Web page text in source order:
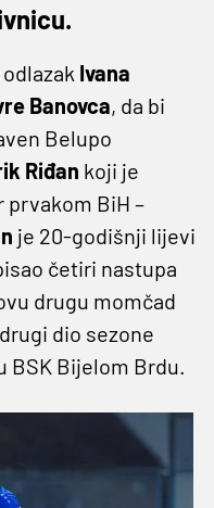
Ivana
Banovca, da bi
Belupo
Riđan koji je
BiH –
je 20-godišnji lijevi
četiri nastupa
drugu momčad
dio sezone
BSK Bijelom Brdu.